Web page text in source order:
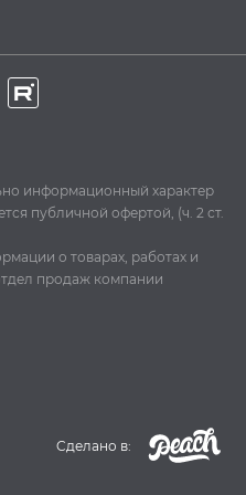
информационный характер
публичной офертой, (ч. 2 ст.
о товарах, работах и
продаж компании
Cделано в: